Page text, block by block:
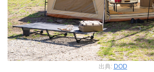
出典: DOD